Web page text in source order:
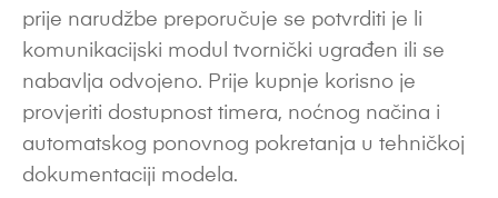
prije narudžbe preporučuje se potvrditi je li
komunikacijski modul tvornički ugrađen ili se
nabavlja odvojeno. Prije kupnje korisno je
provjeriti dostupnost timera, noćnog načina i
automatskog ponovnog pokretanja u tehničkoj
dokumentaciji modela.